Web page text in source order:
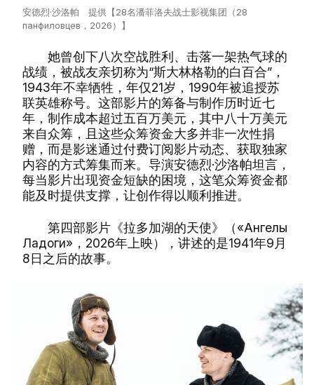
安德烈·沙洛帕 提供【28名潘菲洛夫战士影视集团（28
панфиловцев，2026）】
她曾创下八次空战胜利、击落一架热气球的
战绩，被战友亲切称为“斯大林格勒的白百合”，
1943年不幸牺牲，年仅21岁，1990年被追授苏
联英雄称号。这部影片的筹备与制作历时近七
年，制作成本超过五百万美元，其中八十万美元
来自众筹，且这些众筹资金大多并非一次性捐
赠，而是影迷通过付费订阅影片动态、获取独家
内容的方式筹集而来。导演安德烈·沙洛帕坦言，
每当影片出现资金短缺的困境，这笔众筹资金都
能及时提供支撑，让创作得以顺利推进。
第四部影片《拉多加湖的天使》（«Ангелы
Ладоги»，2026年上映），讲述的是1941年9月
8日之后的故事。